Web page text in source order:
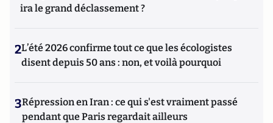
ira le grand déclassement ?
2L’été 2026 confirme tout ce que les écologistes
disent depuis 50 ans : non, et voilà pourquoi
3Répression en Iran : ce qui s'est vraiment passé
pendant que Paris regardait ailleurs